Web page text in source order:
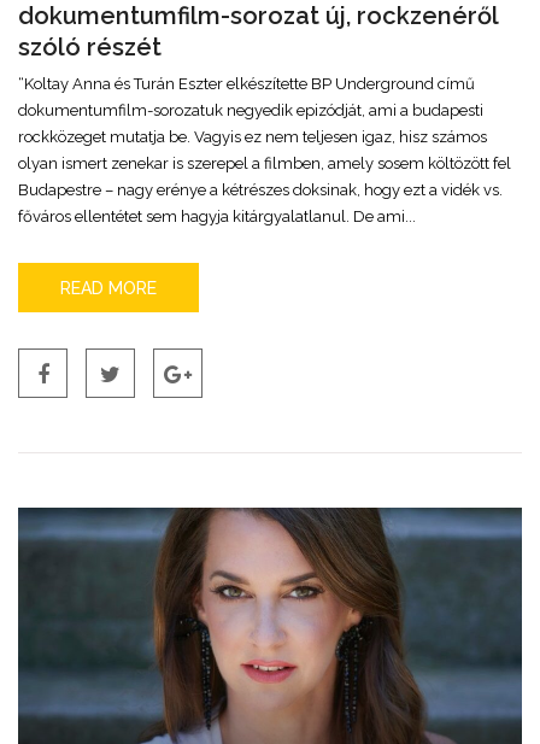
dokumentumfilm-sorozat új, rockzenéről
szóló részét
“Koltay Anna és Turán Eszter elkészítette BP Underground című
dokumentumfilm-sorozatuk negyedik epizódját, ami a budapesti
rockközeget mutatja be. Vagyis ez nem teljesen igaz, hisz számos
olyan ismert zenekar is szerepel a filmben, amely sosem költözött fel
Budapestre – nagy erénye a kétrészes doksinak, hogy ezt a vidék vs.
főváros ellentétet sem hagyja kitárgyalatlanul. De ami...
READ MORE